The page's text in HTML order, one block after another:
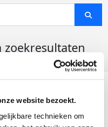
website bezoekt.
technieken om
zoekresultaten